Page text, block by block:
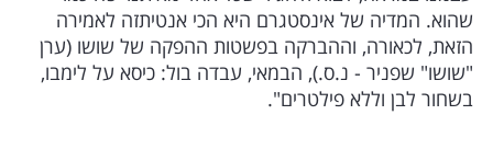
שהוא. המדיה של אינסטגרם היא הכי אנטיתזה לאמירה
הזאת, לכאורה, וההברקה בפשטות ההפקה של שושו (ערן
"שושו" שפניר - נ.ס.), הבמאי, עבדה בול: כיסא על לימבו,
בשחור לבן וללא פילטרים".